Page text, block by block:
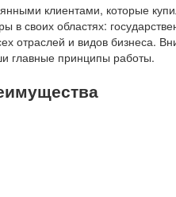
клиентами, которые
в своих областях:
отраслей и видов бизнеса.
главные принципы работы.